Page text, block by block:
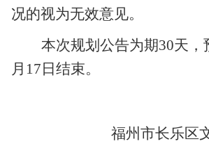
况的视为无效意见。
本次规划公告为期30天，
月1 7 日结束。
福州市长乐区